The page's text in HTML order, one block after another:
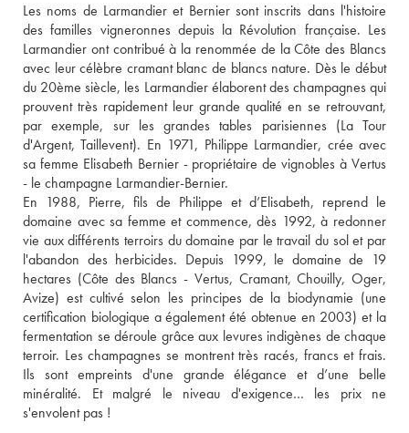
Les noms de Larmandier et Bernier sont inscrits dans l'histoire
des familles vigneronnes depuis la Révolution française. Les
Larmandier ont contribué à la renommée de la Côte des Blancs
avec leur célèbre cramant blanc de blancs nature. Dès le début
du 20ème siècle, les Larmandier élaborent des champagnes qui
prouvent très rapidement leur grande qualité en se retrouvant,
par exemple, sur les grandes tables parisiennes (La Tour
d'Argent, Taillevent). En 1971, Philippe Larmandier, crée avec
sa femme Elisabeth Bernier - propriétaire de vignobles à Vertus
- le champagne Larmandier-Bernier.
En 1988, Pierre, fils de Philippe et d’Elisabeth, reprend le
domaine avec sa femme et commence, dès 1992, à redonner
vie aux différents terroirs du domaine par le travail du sol et par
l'abandon des herbicides. Depuis 1999, le domaine de 19
hectares (Côte des Blancs - Vertus, Cramant, Chouilly, Oger,
Avize) est cultivé selon les principes de la biodynamie (une
certification biologique a également été obtenue en 2003) et la
fermentation se déroule grâce aux levures indigènes de chaque
terroir. Les champagnes se montrent très racés, francs et frais.
Ils sont empreints d'une grande élégance et d’une belle
minéralité. Et malgré le niveau d'exigence… les prix ne
s'envolent pas !